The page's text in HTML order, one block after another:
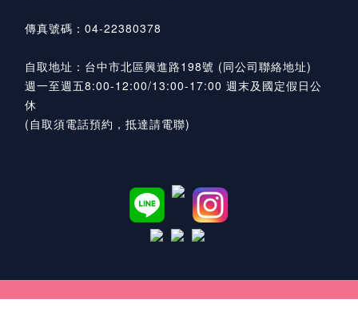
傳真號碼：04-22380378
自取地址：台中市北區興進路198號 (同公司聯絡地址)
週一至週五8:00-12:00/13:00-17:00 週末及國定假日公
休
(自取須電話預約，抵達請電聯)